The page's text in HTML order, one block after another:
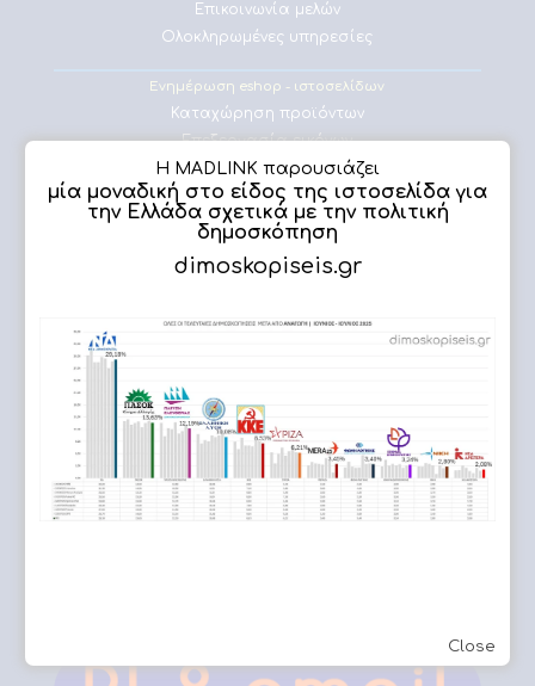
Επικοινωνία μελών
Ολοκληρωμένες υπηρεσίες
Ενημέρωση eshop - ιστοσελίδων
Καταχώρηση προϊόντων
Επεξεργασία εικόνων
Πλήρης υποστήριξη
Close
Η MADLINK παρουσιάζει
μία μοναδική στο είδος της ιστοσελίδα για
την Ελλάδα σχετικά με την πολιτική
δημοσκόπηση
dimoskopiseis.gr